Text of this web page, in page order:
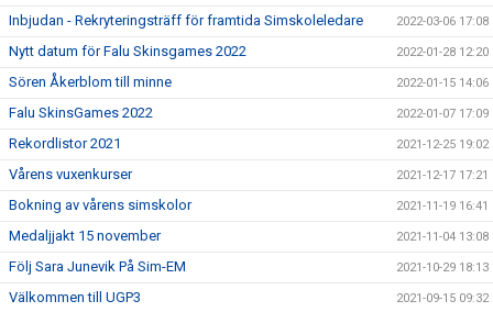
Inbjudan - Rekryteringsträff för framtida Simskoleledare 2022-03-06 17:08
Nytt datum för Falu Skinsgames 2022 2022-01-28 12:20
Sören Åkerblom till minne 2022-01-15 14:06
Falu SkinsGames 2022 2022-01-07 17:09
Rekordlistor 2021 2021-12-25 19:02
Vårens vuxenkurser 2021-12-17 17:21
Bokning av vårens simskolor 2021-11-19 16:41
Medaljjakt 15 november 2021-11-04 13:08
Följ Sara Junevik På Sim-EM 2021-10-29 18:13
Välkommen till UGP3 2021-09-15 09:32